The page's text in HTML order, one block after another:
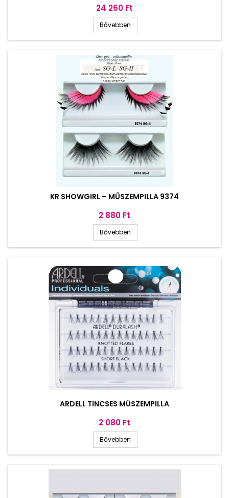
Ár
24 260 Ft
Bővebben
KR SHOWGIRL – MŰSZEMPILLA 9374
Ár
2 880 Ft
Bővebben
ARDELL TINCSES MŰSZEMPILLA
Ár
2 080 Ft
Bővebben